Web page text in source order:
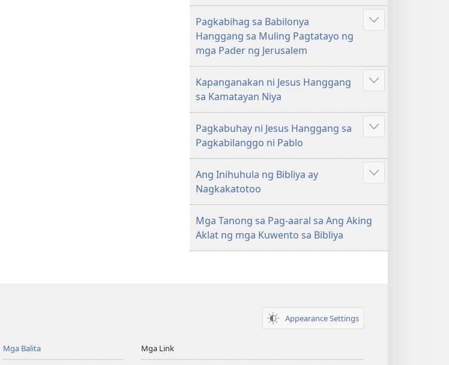
pa
Pagkabihag sa Babilonya
Hanggang sa Muling Pagtatayo ng
mga Pader ng Jerusalem
Ipakita
pa
Kapanganakan ni Jesus Hanggang
sa Kamatayan Niya
Ipakita
iba
pa
Pagkabuhay ni Jesus Hanggang sa
Pagkabilanggo ni Pablo
Ipakita
iba
pa
Ang Inihuhula ng Bibliya ay
Nagkakatotoo
Ipakita
iba
Mga Tanong sa Pag-aaral sa Ang Aking
Aklat ng mga Kuwento sa Bibliya
Appearance Settings
Mga Balita Mga Link